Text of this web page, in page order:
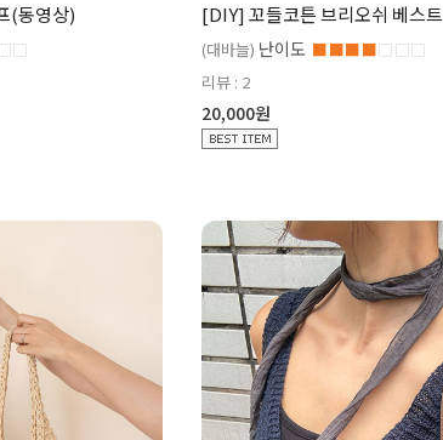
(동영상) [DIY] 꼬들코튼 브리오쉬 베스트
(대바늘) 난이도 ■■■■□□□
리뷰 : 2
20,000원